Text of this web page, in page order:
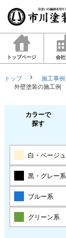
トップページ 会
トップ 施工事例
外壁塗装の施工例
カラーで
探す
白・ベージュ
黒・グレー系
ブルー系
グリーン系